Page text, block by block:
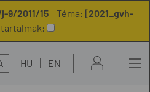
9/2011/15 Téma: [2021_gvh-
HU EN